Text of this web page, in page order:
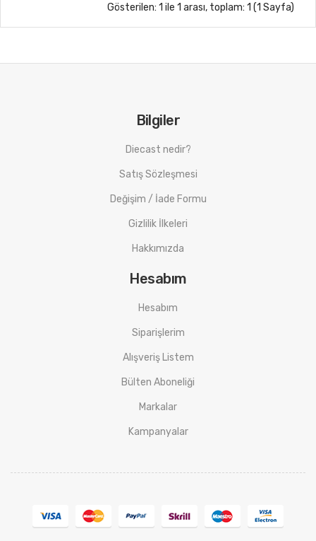
Gösterilen: 1 ile 1 arası, toplam: 1 (1 Sayfa)
Bilgiler
Diecast nedir?
Satış Sözleşmesi
Değişim / İade Formu
Gizlilik İlkeleri
Hakkımızda
Hesabım
Hesabım
Siparişlerim
Alışveriş Listem
Bülten Aboneliği
Markalar
Kampanyalar